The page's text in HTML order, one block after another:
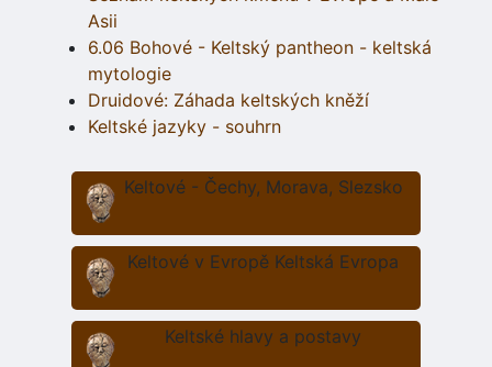
Asii
6.06 Bohové - Keltský pantheon - keltská
mytologie
Druidové: Záhada keltských kněží
Keltské jazyky - souhrn
Keltové - Čechy, Morava, Slezsko
Keltové v Evropě Keltská Evropa
Keltské hlavy a postavy